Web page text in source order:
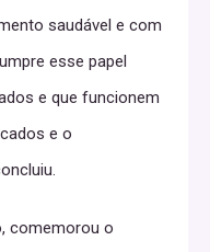
saudável e com
esse papel
e que funcionem
e o
comemorou o